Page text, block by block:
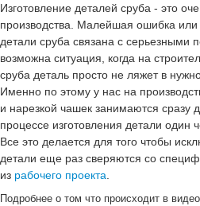
Онлайн калькулятор строительства под ключ
Услуги
Проектирование
Срубы из оцилиндрованного бревна
Строительство
Поставка пиломатериаллов
Цены
Статьи
ГОСТы и СНиПы
Информация
Кубатурник
Этапы строительства дома
Производство
Деревянные дома
Контакты
П
о
и
ск
Изготовление деталей сруба - это
производства. Малейшая ошибка
детали сруба связана с серьезными
возможна ситуация, когда на
сруба деталь просто не ляжет в
Именно по этому у нас на
и нарезкой чашек занимаются сразу
процессе изготовления детали один
Все это делается для того чтобы
детали еще раз сверяются со
из рабочего проекта
Подробнее о том что происходит в